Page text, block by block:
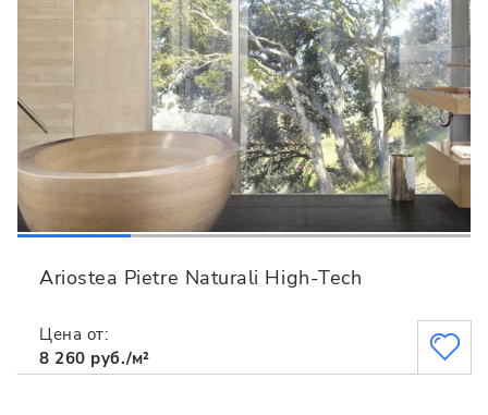
Ariostea Pietre Naturali High-Tech
Цена от:
8 260 руб./м²